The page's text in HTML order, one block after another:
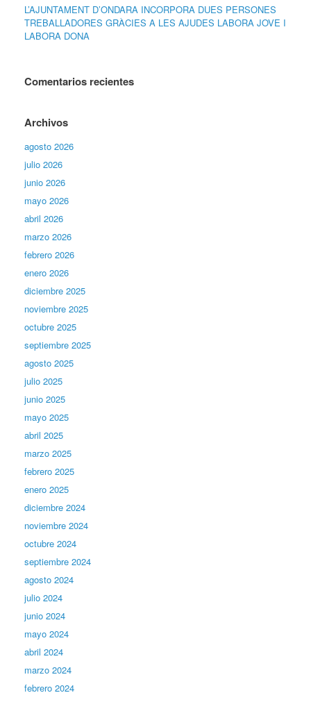
L’AJUNTAMENT D’ONDARA INCORPORA DUES PERSONES
TREBALLADORES GRÀCIES A LES AJUDES LABORA JOVE I
LABORA DONA
Comentarios recientes
Archivos
agosto 2026
julio 2026
junio 2026
mayo 2026
abril 2026
marzo 2026
febrero 2026
enero 2026
diciembre 2025
noviembre 2025
octubre 2025
septiembre 2025
agosto 2025
julio 2025
junio 2025
mayo 2025
abril 2025
marzo 2025
febrero 2025
enero 2025
diciembre 2024
noviembre 2024
octubre 2024
septiembre 2024
agosto 2024
julio 2024
junio 2024
mayo 2024
abril 2024
marzo 2024
febrero 2024